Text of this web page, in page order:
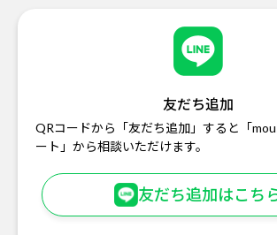
友だち追加
QRコードから「友だち追加」すると「
ート」から相談いただけます。
友だち追加はこち